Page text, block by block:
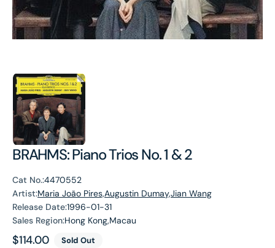
BRAHMS: Piano Trios No. 1 & 2
Cat No.:4470552
Artist:Maria João Pires,Augustin Dumay,Jian Wang
Release Date:1996-01-31
Sales Region:Hong Kong,Macau
Regular
$114.00 Sold Out